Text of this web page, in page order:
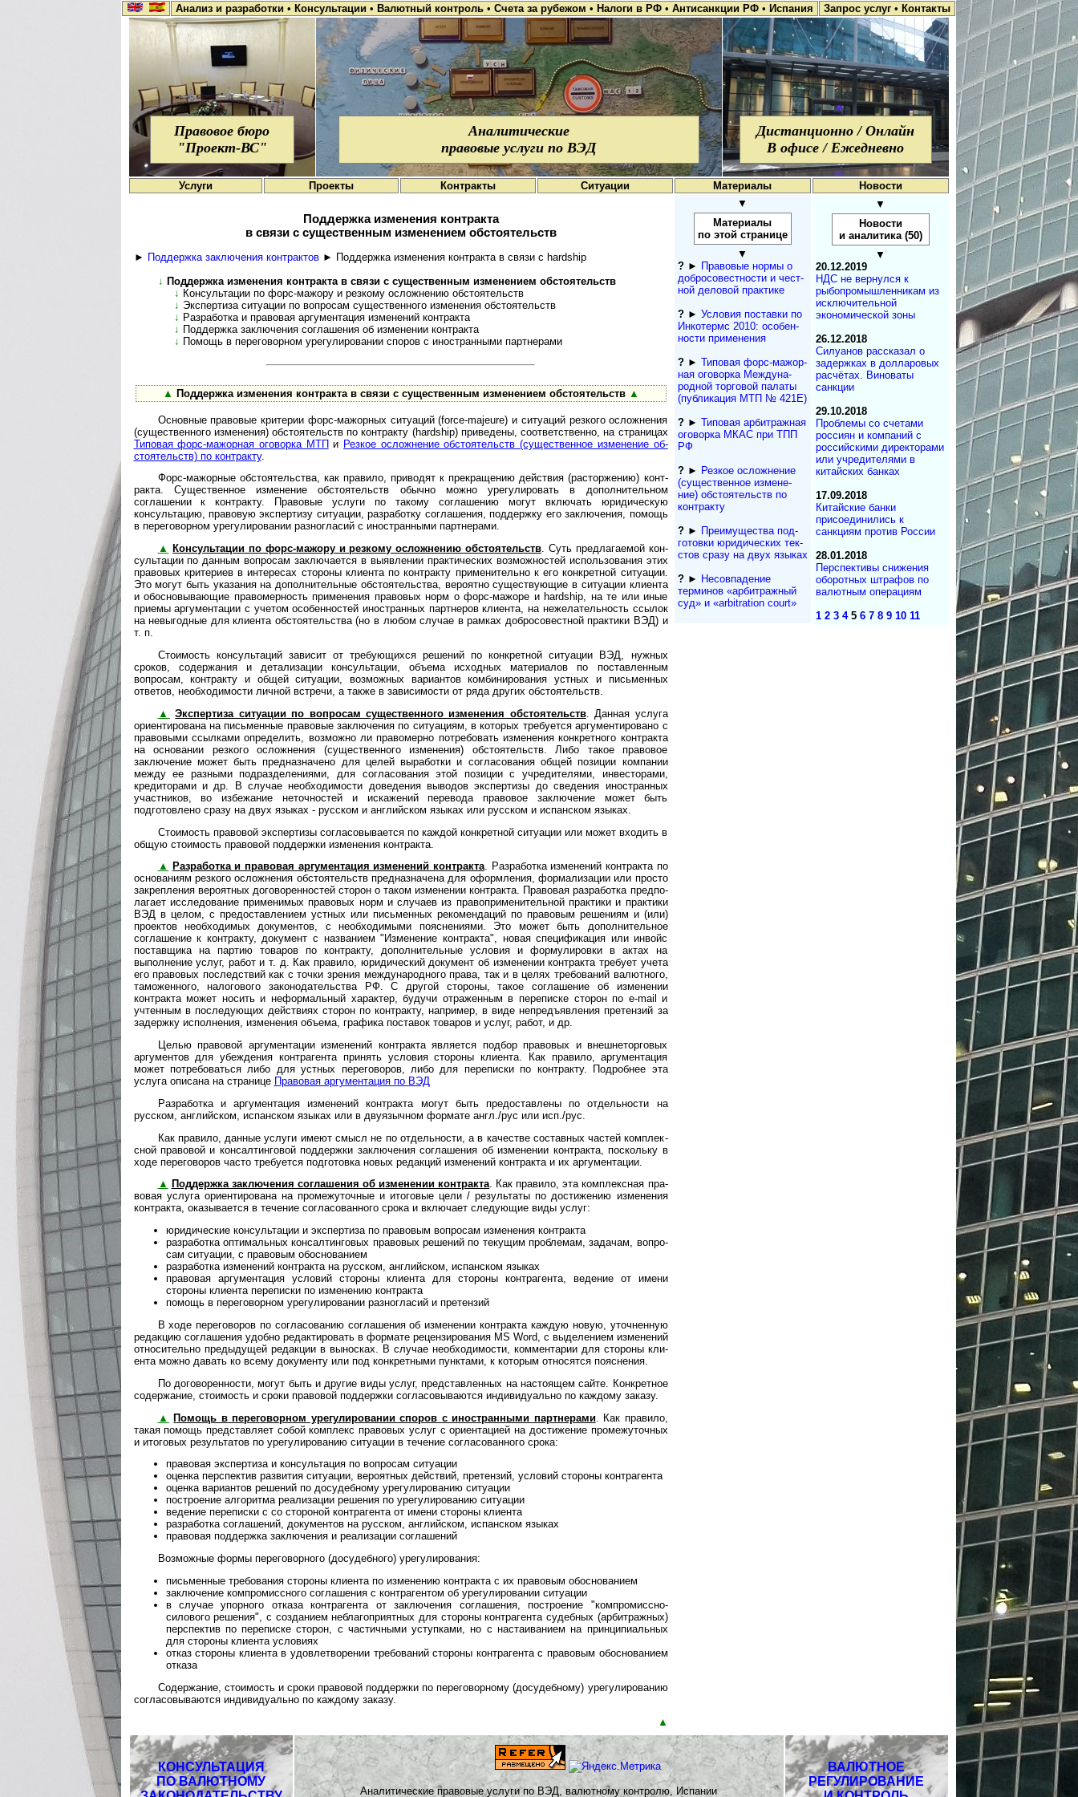
Анализ и разработки • Консультации • Валютный контроль • Счета за рубежом • Налоги в РФ • Антисанкции РФ • Испания Запрос услуг • Контакты
Правовое бюро
"Проект-ВС"
Аналитические
правовые услуги по ВЭД
Дистанционно / Онлайн
В офисе / Ежедневно
Услуги Проекты Контракты Ситуации Материалы Новости
Поддержка изменения контракта
в связи с существенным изменением обстоятельств
► Поддержка заключения контрактов► Поддержка изменения контракта в связи с hardship
↓ Поддержка изменения контракта в связи с существенным изменением обстоятельств
↓ Консультации по форс-мажору и резкому осложнению обстоятельств
↓ Экспертиза ситуации по вопросам существенного изменения обстоятельств
↓ Разработка и правовая аргументация изменений контракта
↓ Поддержка заключения соглашения об изменении контракта
↓ Помощь в переговорном урегулировании споров с иностранными партнерами
▲ Поддержка изменения контракта в связи с существенным изменением обстоятельств ▲
Основные правовые критерии форс-мажорных ситуаций (force-majeure) и ситуаций резкого осложнения
(существенного изменения) обстоятельств по контракту (hardship) приведены, соответственно, на страницах
Типовая форс-мажорная оговорка МТПи Резкое осложнение обстоятельств (существенное изменение об­
сто­я­тельств) по контракту.
Форс-мажорные обстоятельства, как правило, приводят к прекращению действия (расторжению) кон­т­
рак­та. Существенное изменение обстоятельств обычно можно урегулировать в дополнительном
соглашении к контракту. Правовые услуги по такому соглашению могут включать юридическую
консультацию, правовую экспертизу ситуации, разработку соглашения, поддержку его заключения, помощь
в переговорном уре­гу­ли­ро­ва­нии разногласий с иностранными партнерами.
▲
Консультации по форс-мажору и резкому осложнению обстоятельств. Суть предлагаемой кон­
суль­та­ции по данным вопросам заключается в выявлении практических возможностей использования этих
правовых критериев в интересах стороны клиента по контракту применительно к его конкретной ситуации.
Это могут быть указания на дополнительные обстоятельства, вероятно существующие в ситуации клиента
и обосновывающие правомерность применения правовых норм о форс-мажоре и hardship, на те или иные
при­е­мы аргументации с учетом особенностей иностранных партнеров клиента, на нежелательность ссылок
на невыгодные для клиента обстоятельства (но в любом случае в рамках добросовестной практики ВЭД) и
т. п.
Стоимость консультаций зависит от требующихся решений по конкретной ситуации ВЭД, нужных
сроков, содержания и детализации консультации, объема исходных материалов по поставленным
вопросам, кон­т­рак­ту и общей ситуации, возможных вариантов комбинирования устных и письменных
ответов, не­об­хо­ди­мос­ти личной встречи, а также в зависимости от ряда других обстоятельств.
▲
Экспертиза ситуации по вопросам существенного изменения обстоятельств. Данная услуга
ориентирована на письменные правовые заключения по ситуациям, в которых требуется аргументировано с
правовыми ссылками определить, возможно ли правомерно потребовать изменения конкретного контракта
на основании резкого осложнения (существенного изменения) обстоятельств. Либо такое правовое
заключение может быть предназначено для целей выработки и согласования общей позиции компании
между ее разными подразделениями, для согласования этой позиции с учредителями, инвесторами,
кредиторами и др. В слу­чае необходимости доведения выводов экспертизы до сведения иностранных
участников, во избежание неточностей и искажений перевода правовое заключение может быть
подготовлено сразу на двух языках - русском и английском языках или русском и испанском языках.
Стоимость правовой экспертизы согласовывается по каждой конкретной ситуации или может входить в
общую стоимость правовой поддержки изменения контракта.
▲
Разработка и правовая аргументация изменений контракта. Разработка изменений контракта по
основаниям резкого осложнения обстоятельств предназначена для оформления, формализации или просто
закрепления вероятных договоренностей сторон о таком изменении контракта. Правовая разработка пред­по­
ла­га­ет исследование применимых правовых норм и случаев из правоприменительной практики и практики
ВЭД в целом, с предоставлением устных или письменных рекомендаций по правовым решениям и (или)
про­ек­тов необходимых документов, с необходимыми пояснениями. Это может быть дополнительное
соглашение к контракту, документ с названием "Изменение контракта", новая спецификация или инвойс
поставщика на партию товаров по контракту, дополнительные условия и формулировки в актах на
выполнение услуг, работ и т. д. Как правило, юридический документ об изменении контракта требует учета
его правовых последствий как с точки зрения международного права, так и в целях требований валютного,
таможенного, налогового за­ко­но­да­тель­ст­ва РФ. С другой стороны, такое соглашение об изменении
контракта может носить и не­фор­маль­ный характер, будучи отраженным в переписке сторон по e-mail и
учтенным в последующих действиях сторон по контракту, например, в виде непредъявления претензий за
задержку исполнения, изменения объ­е­ма, графика поставок товаров и услуг, работ, и др.
Целью правовой аргументации изменений контракта является подбор правовых и внешнеторговых
аргументов для убеждения контрагента принять условия стороны клиента. Как правило, аргументация
может потребоваться либо для устных переговоров, либо для переписки по контракту. Подробнее эта
услуга опи­са­на на странице Правовая аргументация по ВЭД
Разработка и аргументация изменений контракта могут быть предоставлены по отдельности на
русском, английском, испанском языках или в двуязычном формате англ./рус или исп./рус.
Как правило, данные услуги имеют смысл не по отдельности, а в качестве составных частей комп­лек­
с­ной правовой и консалтинговой поддержки заключения соглашения об изменении контракта, поскольку в
хо­де переговоров часто требуется подготовка новых редакций изменений контракта и их аргументации.
▲ Поддержка заключения соглашения об изменении контракта. Как правило, эта комплексная пра­
во­вая услуга ориентирована на промежуточные и итоговые цели / результаты по достижению изменения
контракта, оказывается в течение согласованного срока и включает следующие виды услуг:
юридические консультации и экспертиза по правовым вопросам изменения контракта
разработка оптимальных консалтинговых правовых решений по текущим проблемам, за­да­чам, во­п­ро­
сам ситуации, с правовым обоснованием
разработка изменений контракта на русском, английском, испанском языках
правовая аргументация условий стороны клиента для стороны контрагента, ведение от имени
стороны клиента переписки по изменению контракта
помощь в переговорном урегулировании разногласий и претензий
В ходе переговоров по согласованию соглашения об изменении контракта каждую новую, уточненную
редакцию соглашения удобно редактировать в формате рецензирования MS Word, с выделением изменений
относительно предыдущей редакции в выносках. В случае необходимости, комментарии для стороны кли­
ен­та можно давать ко всему документу или под конкретными пунктами, к которым относятся пояснения.
По договоренности, могут быть и другие виды услуг, представленных на настоящем сайте. Конкретное
содержание, стоимость и сроки правовой поддержки согласовываются индивидуально по каждому заказу.
▲
Помощь в переговорном урегулировании споров с иностранными партнерами. Как правило,
та­кая помощь представляет собой комплекс правовых услуг с ориентацией на достижение промежуточных
и итоговых результатов по урегулированию ситуации в течение согласованного срока:
правовая экспертиза и консультация по вопросам ситуации
оценка перспектив развития ситуации, вероятных действий, претензий, условий стороны контрагента
оценка вариантов решений по досудебному урегулированию ситуации
построение алгоритма реализации решения по урегулированию ситуации
ведение переписки с со стороной контрагента от имени стороны клиента
разработка соглашений, документов на русском, английском, испанском языках
правовая поддержка заключения и реализации соглашений
Возможные формы переговорного (досудебного) урегулирования:
письменные требования стороны клиента по изменению контракта с их правовым обоснованием
заключение компромиссного соглашения с контрагентом об урегулировании ситуации
в случае упорного отказа контрагента от заключения соглашения, построение "компромиссно-
силового решения", с созданием неблагоприятных для стороны контрагента судебных (арбитражных)
перспектив по переписке сторон, с частичными уступками, но с настаиванием на принципиальных
для стороны клиента условиях
отказ стороны клиента в удовлетворении требований стороны контрагента с правовым обоснованием
отказа
Содержание, стоимость и сроки правовой поддержки по переговорному (досудебному) урегулированию
согласовываются индивидуально по каждому заказу.
▲
▼
Материалы
по этой странице
▼
?► Правовые нормы о
добросовестности и чест­
ной деловой практике
?► Условия поставки по
Инкотермс 2010: осо­бен­
нос­ти применения
?► Типовая форс-мажор­
ная оговорка Междуна­
род­ной торговой палаты
(публикация МТП № 421Е)
?► Типовая арбитражная
оговорка МКАС при ТПП
РФ
?► Резкое осложнение
(сущест­вен­ное измене­
ние) обсто­ятельств по
контракту
?► Преимущества под­
гото­вки юри­ди­чес­ких тек­
с­тов сразу на двух языках
?► Несовпадение
терминов «арбитражный
суд» и «arbitration court»
▼
Новости
и аналитика (50)
▼
20.12.2019
НДС не вернулся к
рыбопромышленникам из
исключительной
экономической зоны
26.12.2018
Силуанов рассказал о
задержках в долларовых
расчётах. Виноваты
санкции
29.10.2018
Проблемы со счетами
россиян и компаний с
российскими директорами
или учредителями в
китайских банках
17.09.2018
Китайские банки
присоединились к
санкциям против России
28.01.2018
Перспективы снижения
оборотных штрафов по
валютным операциям
1 2 3 4 5 6 7 8 9 10 11
КОНСУЛЬТАЦИЯ
ПО ВАЛЮТНОМУ
Аналитические правовые услуги по ВЭД, валютному контролю, Испании
ВАЛЮТНОЕ
РЕГУЛИРОВАНИЕ